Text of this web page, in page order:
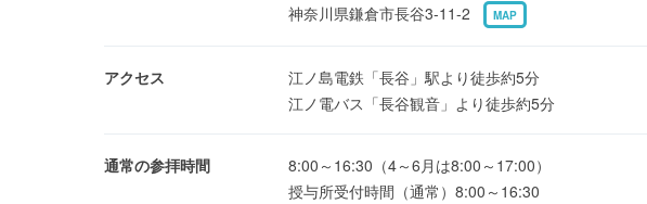
神奈川県鎌倉市長谷3-11-2
MAP
アクセス
江ノ島電鉄「長谷」駅より徒歩約5分
江ノ電バス「長谷観音」より徒歩約5分
通常の参拝時間
8:00～16:30（4～6月は8:00～17:00）
授与所受付時間（通常）8:00～16:30